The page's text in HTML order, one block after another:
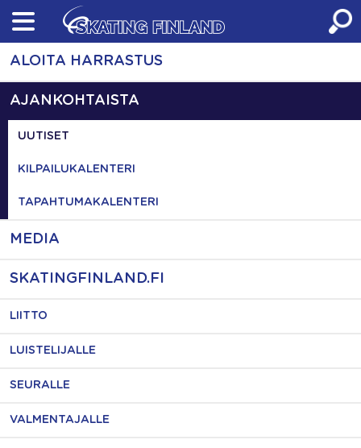
Skip
content
ALOITA HARRASTUS
AJANKOHTAISTA
UUTISET
KILPAILUKALENTERI
TAPAHTUMAKALENTERI
MEDIA
SKATINGFINLAND.FI
LIITTO
LUISTELIJALLE
SEURALLE
VALMENTAJALLE